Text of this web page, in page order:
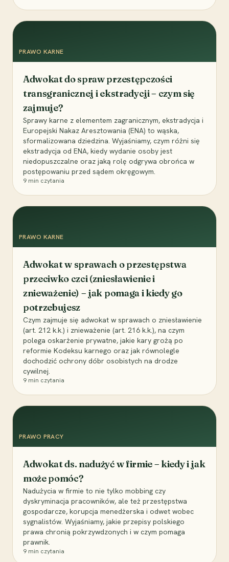
PRAWO KARNE
Adwokat do spraw przestępczości
transgranicznej i ekstradycji – czym się
zajmuje?
Sprawy karne z elementem zagranicznym, ekstradycja i
Europejski Nakaz Aresztowania (ENA) to wąska,
sformalizowana dziedzina. Wyjaśniamy, czym różni się
ekstradycja od ENA, kiedy wydanie osoby jest
niedopuszczalne oraz jaką rolę odgrywa obrońca w
postępowaniu przed sądem okręgowym.
9 min czytania
PRAWO KARNE
Adwokat w sprawach o przestępstwa
przeciwko czci (zniesławienie i
znieważenie) – jak pomaga i kiedy go
potrzebujesz
Czym zajmuje się adwokat w sprawach o zniesławienie
(art. 212 k.k.) i znieważenie (art. 216 k.k.), na czym
polega oskarżenie prywatne, jakie kary grożą po
reformie Kodeksu karnego oraz jak równolegle
dochodzić ochrony dóbr osobistych na drodze
cywilnej.
9 min czytania
PRAWO PRACY
Adwokat ds. nadużyć w firmie – kiedy i jak
może pomóc?
Nadużycia w firmie to nie tylko mobbing czy
dyskryminacja pracowników, ale też przestępstwa
gospodarcze, korupcja menedżerska i odwet wobec
sygnalistów. Wyjaśniamy, jakie przepisy polskiego
prawa chronią pokrzywdzonych i w czym pomaga
prawnik.
9 min czytania